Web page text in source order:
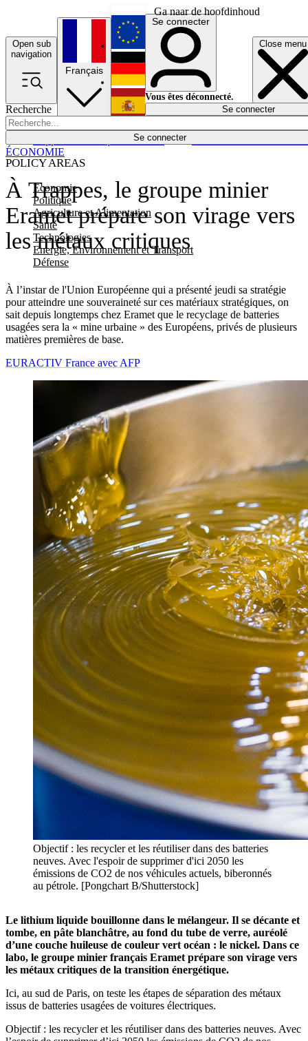
Ga naar de hoofdinhoud
Open sub
navigation
Close menu
Recherche
Se connecter
POLICY AREAS
Economie
Politique
Agriculture et Alimentation
Santé
Technologies
Energie, Environnement et Transport
Défense
Économie
Français
English
Deutsch
Español
Se connecter
Vous êtes déconnecté.
Se connecter
À Trappes, le groupe minier
Eramet prépare son virage vers
les métaux critiques
À l’instar de l'Union Européenne qui a présenté jeudi sa stratégie
pour atteindre une souveraineté sur ces matériaux stratégiques, on
sait depuis longtemps chez Eramet que le recyclage de batteries
usagées sera la « mine urbaine » des Européens, privés de plusieurs
matières premières de base.
ÉCONOMIE
EURACTIV France avec AFP
Objectif : les recycler et les réutiliser dans des batteries
neuves. Avec l'espoir de supprimer d'ici 2050 les
émissions de CO2 de nos véhicules actuels, biberonnés
au pétrole. [Pongchart B/Shutterstock]
Le lithium liquide bouillonne dans le mélangeur. Il se décante et
tombe, en pâte blanchâtre, au fond du tube de verre, auréolé
d’une couche huileuse de couleur vert océan : le nickel. Dans ce
labo, le groupe minier français Eramet prépare son virage vers
les métaux critiques de la transition énergétique.
Ici, au sud de Paris, on teste les étapes de séparation des métaux
issus de batteries usagées de voitures électriques.
Objectif : les recycler et les réutiliser dans des batteries neuves. Avec